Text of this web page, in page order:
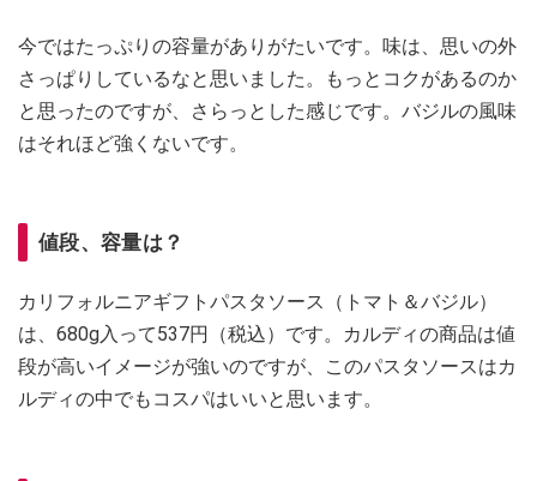
今ではたっぷりの容量がありがたいです。味は、思いの外
さっぱりしているなと思いました。もっとコクがあるのか
と思ったのですが、さらっとした感じです。バジルの風味
はそれほど強くないです。
値段、容量は？
カリフォルニアギフトパスタソース（トマト＆バジル）
は、680g入って537円（税込）です。カルディの商品は値
段が高いイメージが強いのですが、このパスタソースはカ
ルディの中でもコスパはいいと思います。